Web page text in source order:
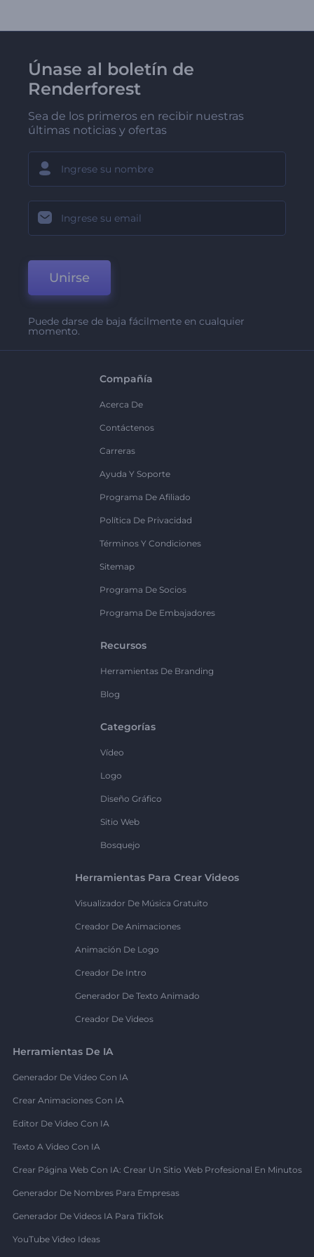
Únase al boletín de
Renderforest
Sea de los primeros en recibir nuestras
últimas noticias y ofertas
Unirse
Puede darse de baja fácilmente en cualquier
momento.
Compañía
Acerca De
Contáctenos
Carreras
Ayuda Y Soporte
Programa De Afiliado
Política De Privacidad
Términos Y Condiciones
Sitemap
Programa De Socios
Programa De Embajadores
Recursos
Herramientas De Branding
Blog
Categorías
Vídeo
Logo
Diseño Gráfico
Sitio Web
Bosquejo
Herramientas Para Crear Videos
Visualizador De Música Gratuito
Creador De Animaciones
Animación De Logo
Creador De Intro
Generador De Texto Animado
Creador De Videos
Herramientas De IA
Generador De Video Con IA
Crear Animaciones Con IA
Editor De Video Con IA
Texto A Video Con IA
Crear Página Web Con IA: Crear Un Sitio Web Profesional En Minutos
Generador De Nombres Para Empresas
Generador De Videos IA Para TikTok
YouTube Video Ideas